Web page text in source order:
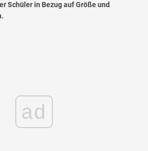
Schüler in Bezug auf Größe und
ad